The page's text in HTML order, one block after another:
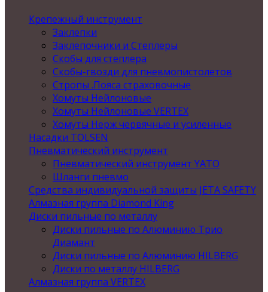
Крепежный инструмент
Заклепки
Заклепочники и Степлеры
Скобы для степлера
Скобы-гвозди для пневмопистолетов
Стропы .Пояса страховочные
Хомуты Нейлоновые
Хомуты Нейлоновые VERTEX
Хомуты Нерж червячные и усиленные
Насадки TOLSEN
Пневматический инструмент
Пневматический инструмент YATO
Шланги пневмо
Средства индивидуальной защиты JETA SAFETY
Алмазная группа Diamond King
Диски пильные по металлу
Диски пильные по Алюминию Трио
Диамант
Диски пильные по Алюминию HILBERG
Диски по металлу HILBERG
Алмазная группа VERTEX